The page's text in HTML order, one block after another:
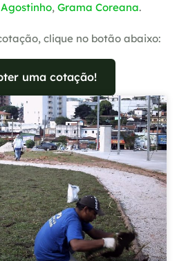
, Grama Coreana.
clique no botão abaixo:
uma cotação!